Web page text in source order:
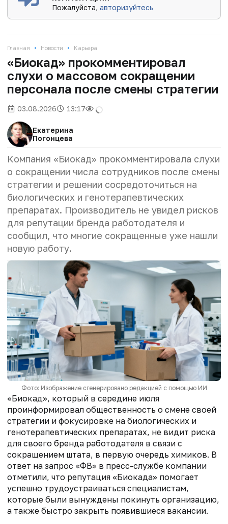
Пожалуйста,авторизуйтесь
Главная • Новости • Карьера
«Биокад» прокомментировал
слухи о массовом сокращении
персонала после смены стратегии
03.08.2026 13:17
Екатерина
Погонцева
Компания «Биокад» прокомментировала слухи
о сокращении числа сотрудников после смены
стратегии и решении сосредоточиться на
биологических и генотерапевтических
препаратах. Производитель не увидел рисков
для репутации бренда работодателя и
сообщил, что многие сокращенные уже нашли
новую работу.
Фото: Изображение сгенерировано редакцией с помощью ИИ
«Биокад», который в середине июля
проинформировал общественность о смене своей
стратегии и фокусировке на биологических и
генотерапевтических препаратах, не видит риска
для своего бренда работодателя в связи с
сокращением штата, в первую очередь химиков. В
ответ на запрос «ФВ» в пресс-службе компании
отметили, что репутация «Биокада» помогает
успешно трудоустраиваться специалистам,
которые были вынуждены покинуть организацию,
а также быстро закрыть появившиеся вакансии.